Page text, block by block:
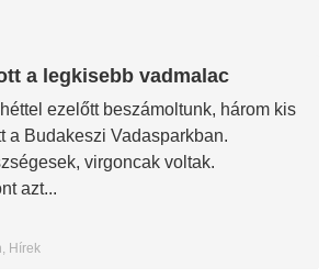
a legkisebb vadmalac
ezelőtt beszámoltunk, három kis
a Budakeszi Vadasparkban.
virgoncak voltak.
azt...
Hírek